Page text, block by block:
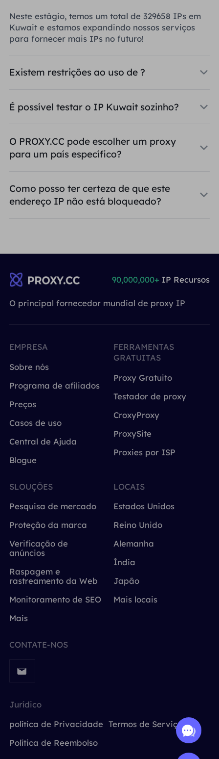
Neste estágio, temos um total de 329658 IPs em
Kuwait e estamos expandindo nossos serviços
para fornecer mais IPs no futuro!
Existem restrições ao uso de ?
É possível testar o IP Kuwait sozinho?
O PROXY.CC pode escolher um proxy
para um país específico?
Como posso ter certeza de que este
endereço IP não está bloqueado?
O principal fornecedor mundial de proxy IP
90,000,000+ IP Recursos
EMPRESA
Sobre nós
Programa de afiliados
Preços
Casos de uso
Central de Ajuda
Blogue
FERRAMENTAS
GRATUITAS
Proxy Gratuito
Testador de proxy
CroxyProxy
ProxySite
Proxies por ISP
SLOUÇÕES
Pesquisa de mercado
Proteção da marca
Verificação de
anúncios
Raspagem e
rastreamento da Web
Monitoramento de SEO
Mais
LOCAIS
Estados Unidos
Reino Unido
Alemanha
Índia
Japão
Mais locais
CONTATE-NOS
Jurídico
política de Privacidade Termos de Serviço
Política de Reembolso